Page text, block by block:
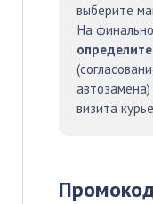
выберите
На
визита